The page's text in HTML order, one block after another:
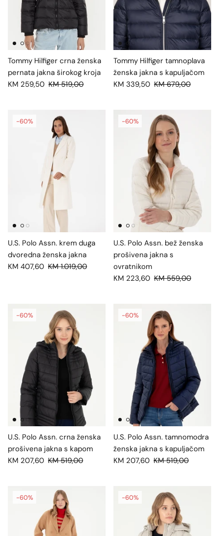
Tommy Hilfiger crna ženska
pernata jakna širokog kroja
KM 259,50 KM 519,00
Tommy Hilfiger tamnoplava
ženska jakna s kapuljačom
KM 339,50 KM 679,00
-60%
U.S. Polo Assn. krem duga
dvoredna ženska jakna
KM 407,60 KM 1.019,00
-60%
U.S. Polo Assn. bež ženska
prošivena jakna s
ovratnikom
KM 223,60 KM 559,00
-60%
U.S. Polo Assn. crna ženska
prošivena jakna s kapom
KM 207,60 KM 519,00
-60%
U.S. Polo Assn. tamnomodra
ženska jakna s kapuljačom
KM 207,60 KM 519,00
-60% -60%